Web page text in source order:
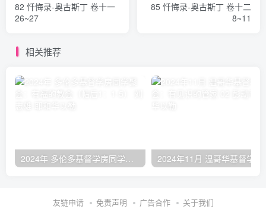
82 忏悔录-奥古斯丁 卷十一
26~27
85 忏悔录-奥古斯丁 卷十二
8~11
相关推荐
2024年 多伦多基督学房同学聚会：有福的教会（帖后1：1-5） 刘志雄
友链申请 免责声明 广告合作 关于我们